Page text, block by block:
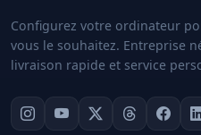
Configurez votre ordinateur
vous le souhaitez. Entreprise
livraison rapide et service